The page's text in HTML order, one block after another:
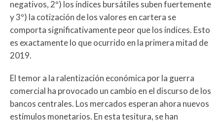
negativos, 2º) los índices bursátiles suben fuertemente
y 3º) la cotización de los valores en cartera se
comporta significativamente peor que los índices. Esto
es exactamente lo que ocurrido en la primera mitad de
2019.
El temor a la ralentización económica por la guerra
comercial ha provocado un cambio en el discurso de los
bancos centrales. Los mercados esperan ahora nuevos
estímulos monetarios. En esta tesitura, se han